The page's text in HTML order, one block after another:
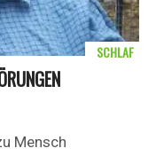
Mensch
SCHLAF